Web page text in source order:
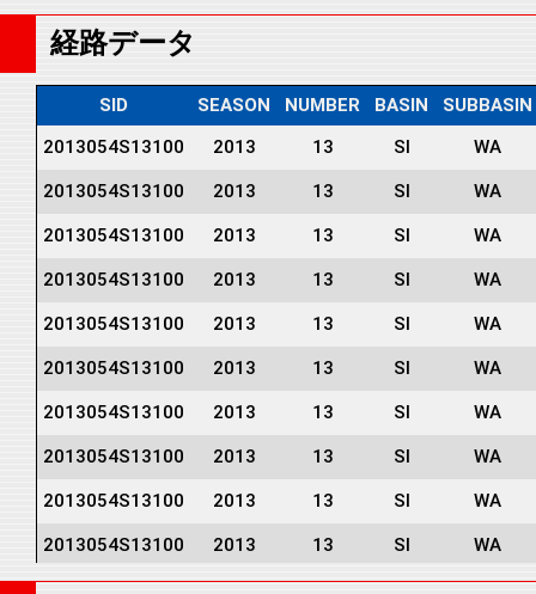
経路データ
SID SEASON NUMBER BASIN
SUBBASIN
2013054S13100
2013 13 SI WA
2013054S13100 2013 13 SI WA
2013054S13100 2013 13 SI WA
2013054S13100 2013 13 SI WA
2013054S13100 2013 13 SI WA
2013054S13100 2013 13 SI WA
2013054S13100 2013 13 SI WA
2013054S13100 2013 13 SI WA
2013054S13100 2013 13 SI WA
2013054S13100 2013 13 SI WA
2013054S13100 2013 13 SI WA